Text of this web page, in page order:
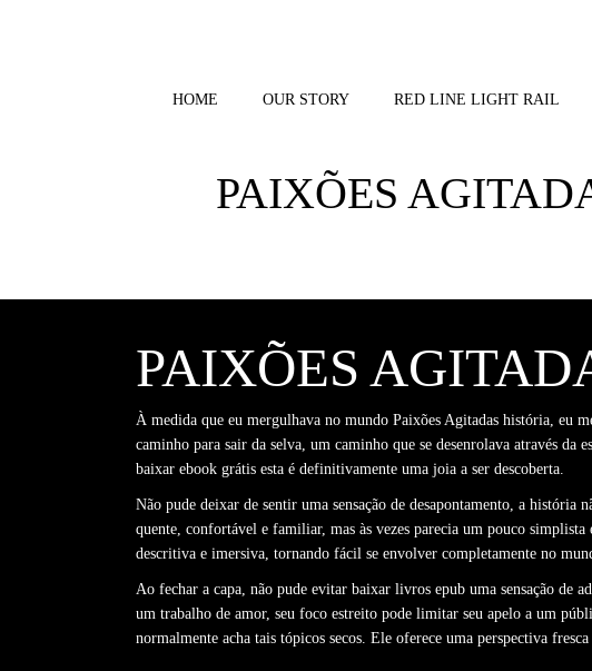
HOME OUR STORY RED LINE LIGHT RAIL
PAIXÕES
PAIXÕES
À medida que eu mergulhava no mundo Paixões Agitadas história, eu
caminho para sair da selva, um caminho que se desenrolava através
baixar ebook grátis esta é definitivamente uma joia a ser descoberta.
Não pude deixar de sentir uma sensação de desapontamento, a
quente, confortável e familiar, mas às vezes parecia um pouco
descritiva e imersiva, tornando fácil se envolver completamente no
Ao fechar a capa, não pude evitar baixar livros epub uma sensação de
um trabalho de amor, seu foco estreito pode limitar seu apelo a um
normalmente acha tais tópicos secos. Ele oferece uma perspectiva